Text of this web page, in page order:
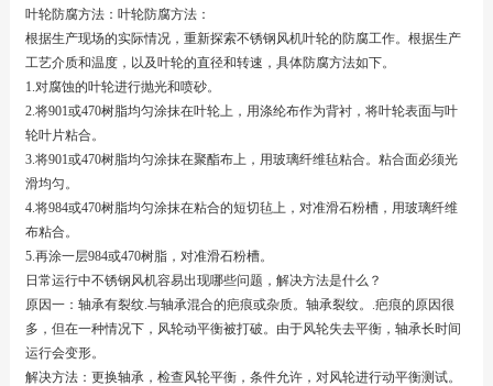
叶轮防腐方法：叶轮防腐方法：
根据生产现场的实际情况，重新探索不锈钢风机叶轮的防腐工作。根据生产
工艺介质和温度，以及叶轮的直径和转速，具体防腐方法如下。
1.对腐蚀的叶轮进行抛光和喷砂。
2.将901或470树脂均匀涂抹在叶轮上，用涤纶布作为背衬，将叶轮表面与叶
轮叶片粘合。
3.将901或470树脂均匀涂抹在聚酯布上，用玻璃纤维毡粘合。粘合面必须光
滑均匀。
4.将984或470树脂均匀涂抹在粘合的短切毡上，对准滑石粉槽，用玻璃纤维
布粘合。
5.再涂一层984或470树脂，对准滑石粉槽。
日常运行中不锈钢风机容易出现哪些问题，解决方法是什么？
原因一：轴承有裂纹.与轴承混合的疤痕或杂质。轴承裂纹。.疤痕的原因很
多，但在一种情况下，风轮动平衡被打破。由于风轮失去平衡，轴承长时间
运行会变形。
解决方法：更换轴承，检查风轮平衡，条件允许，对风轮进行动平衡测试。